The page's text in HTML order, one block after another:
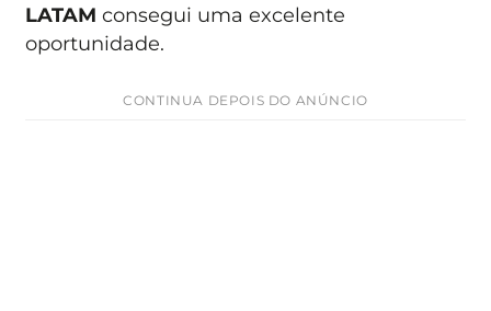
LATAMconsegui uma excelente
oportunidade.
CONTINUA DEPOIS DO ANÚNCIO